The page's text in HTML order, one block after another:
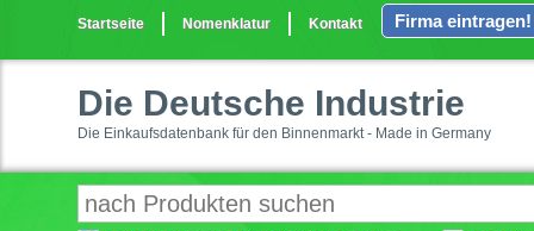
Startseite Nomenklatur Kontakt Firma eintragen!
Die Deutsche Industrie
Die Einkaufsdatenbank für den Binnenmarkt - Made in Germany